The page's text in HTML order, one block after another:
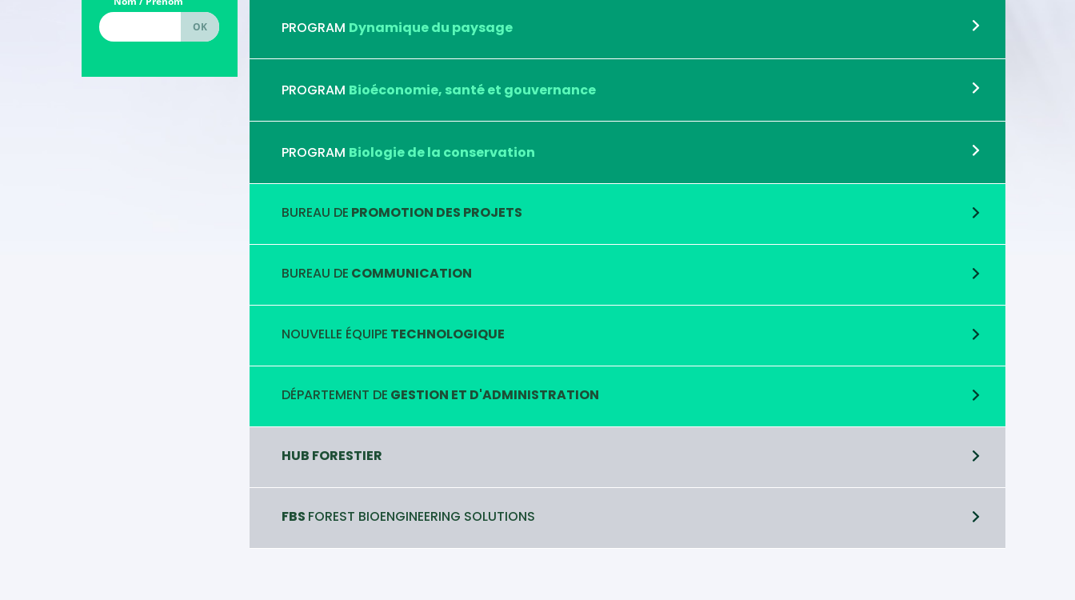
PROGRAM Dynamique du paysage
PROGRAM Bioéconomie, santé et gouvernance
PROGRAM Biologie de la conservation
BUREAU DE PROMOTION DES PROJETS
BUREAU DE COMMUNICATION
NOUVELLE ÉQUIPE TECHNOLOGIQUE
DÉPARTEMENT DE GESTION ET D'ADMINISTRATION
HUB FORESTIER
FBS FOREST BIOENGINEERING SOLUTIONS